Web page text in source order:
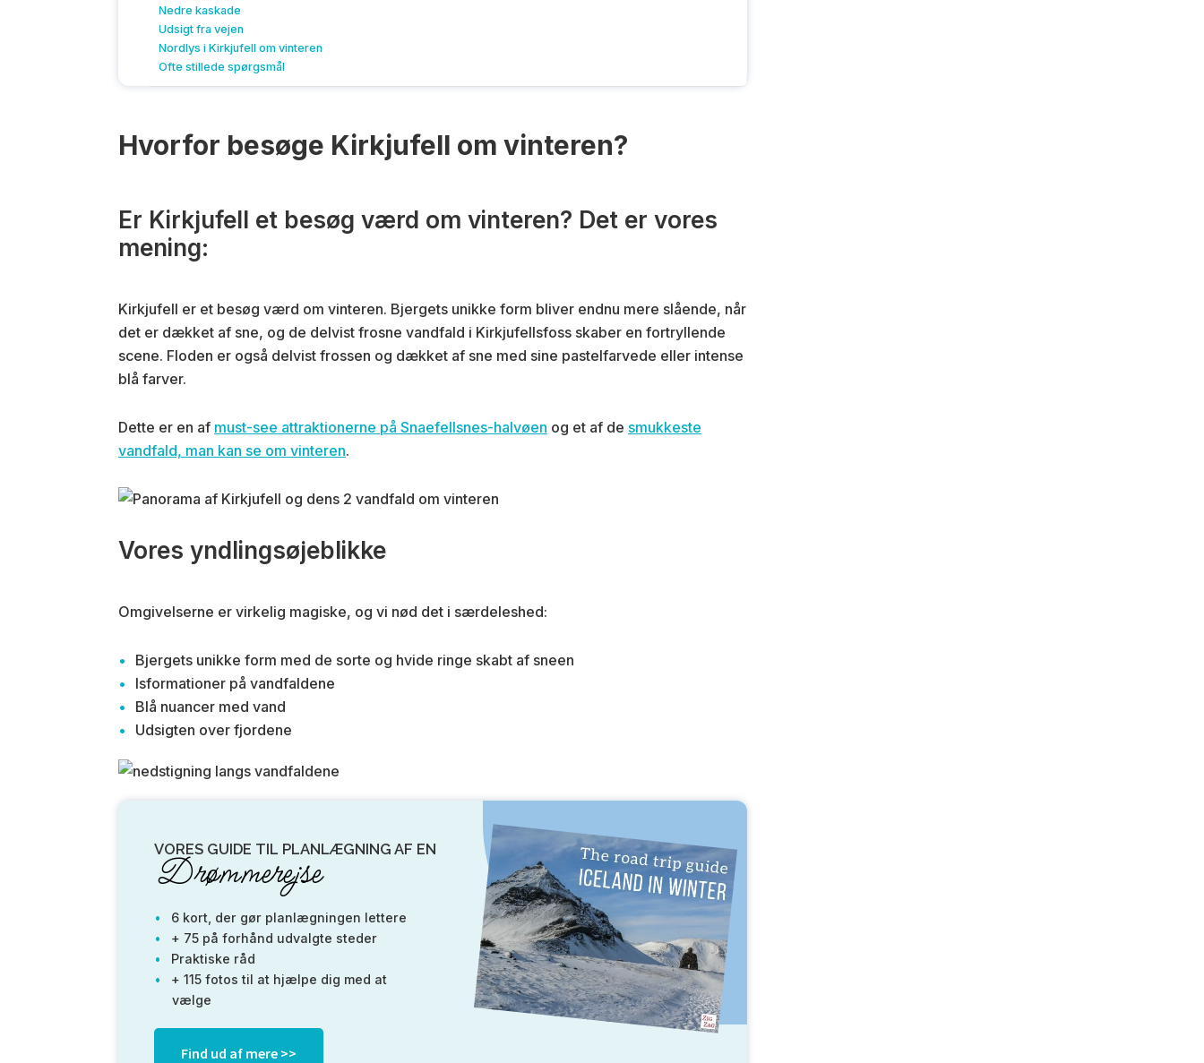
Nedre kaskade
Udsigt fra vejen
Nordlys i Kirkjufell om vinteren
Ofte stillede spørgsmål
Hvorfor besøge Kirkjufell om vinteren?
Er Kirkjufell et besøg værd om vinteren? Det er vores
mening:
Kirkjufell er et besøg værd om vinteren. Bjergets unikke form bliver endnu mere slående, når
det er dækket af sne, og de delvist frosne vandfald i Kirkjufellsfoss skaber en fortryllende
scene. Floden er også delvist frossen og dækket af sne med sine pastelfarvede eller intense
blå farver.
Dette er en af must-see attraktionerne på Snaefellsnes-halvøen og et af de smukkeste
vandfald, man kan se om vinteren.
Vores yndlingsøjeblikke
Omgivelserne er virkelig magiske, og vi nød det i særdeleshed:
Bjergets unikke form med de sorte og hvide ringe skabt af sneen
Isformationer på vandfaldene
Blå nuancer med vand
Udsigten over fjordene
VORES GUIDE TIL PLANLÆGNING AF EN
Drømmerejse
6 kort, der gør planlægningen lettere
+ 75 på forhånd udvalgte steder
Praktiske råd
+ 115 fotos til at hjælpe dig med at
vælge
Find ud af mere >>